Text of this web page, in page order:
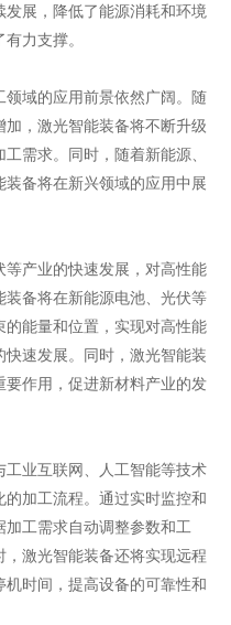
展，降低了能源消耗和环境
力支撑。
领域的应用前景依然广阔。随
，激光智能装备将不断升级
需求。同时，随着新能源、
备将在新兴领域的应用中展
产业的快速发展，对高性能
备将在新能源电池、光伏等
能量和位置，实现对高性能
速发展。同时，激光智能装
作用，促进新材料产业的发
业互联网、人工智能等技术
加工流程。通过实时监控和
工需求自动调整参数和工
激光智能装备还将实现远程
时间，提高设备的可靠性和